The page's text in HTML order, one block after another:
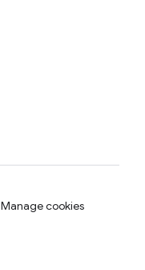
Manage cookies